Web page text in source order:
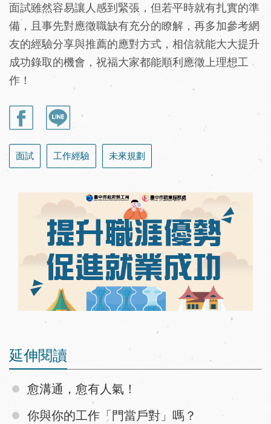
面試雖然容易讓人感到緊張，但若平時就有扎實的準
備，且事先對應徵職缺有充分的瞭解，再多加參考網
友的經驗分享與推薦的應對方式，相信就能大大提升
成功錄取的機會，祝福大家都能順利應徵上理想工
作！
面試 工作經驗 未來規劃
延伸閱讀
愈溝通，愈有人氣！
你與你的工作「門當戶對」嗎？